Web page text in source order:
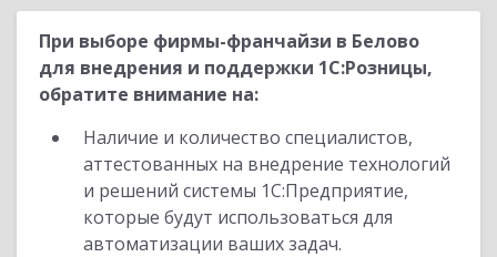
При выборе фирмы-франчайзи в Белово
для внедрения и поддержки 1С:Розницы,
обратите внимание на:
Наличие и количество специалистов,
аттестованных на внедрение технологий
и решений системы 1С:Предприятие,
которые будут использоваться для
автоматизации ваших задач.